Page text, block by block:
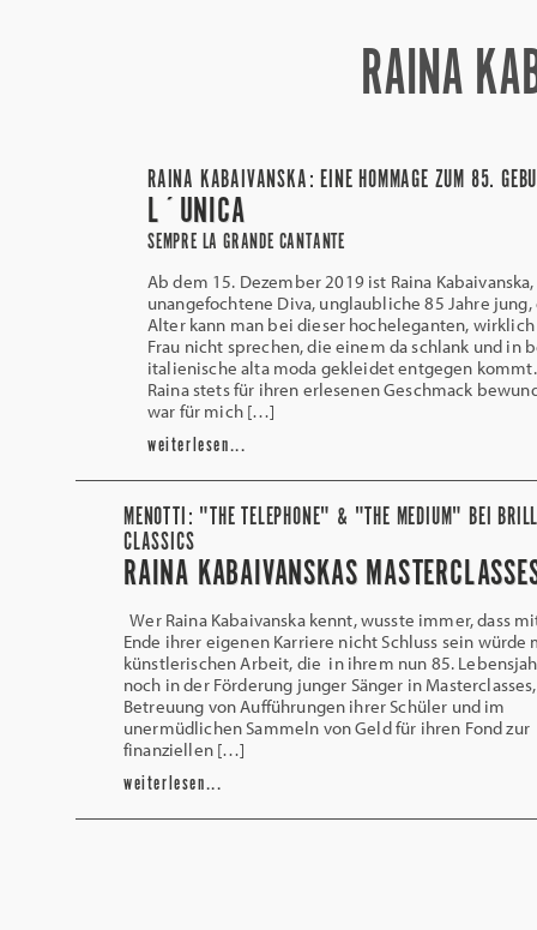
RAINA
RAINA KABAIVANSKA: EINE HOMMAGE ZUM 85.
L´UNICA
SEMPRE LA GRANDE CANTANTE
Ab dem 15. Dezember 2019 ist Raina
unangefochtene Diva, unglaubliche 85 Jahre jung,
Alter kann man bei dieser hocheleganten,
Frau nicht sprechen, die einem da schlank und in
italienische alta moda gekleidet entgegen
Raina stets für ihren erlesenen Geschmack
war für mich […]
weiterlesen...
MENOTTI: "THE TELEPHONE" & "THE MEDIUM" BEI
CLASSICS
RAINA KABAIVANSKAS
Wer Raina Kabaivanska kennt, wusste immer, dass
Ende ihrer eigenen Karriere nicht Schluss sein würde
künstlerischen Arbeit, die in ihrem nun 85.
noch in der Förderung junger Sänger in
Betreuung von Aufführungen ihrer Schüler und im
unermüdlichen Sammeln von Geld für ihren Fond zur
finanziellen […]
weiterlesen...